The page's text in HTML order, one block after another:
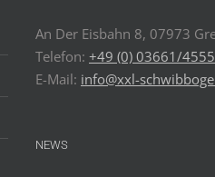
An Der Eisbahn 8, 07973
Telefon: +49 (0) 03661/
E-Mail: info@xxl-
NEWS